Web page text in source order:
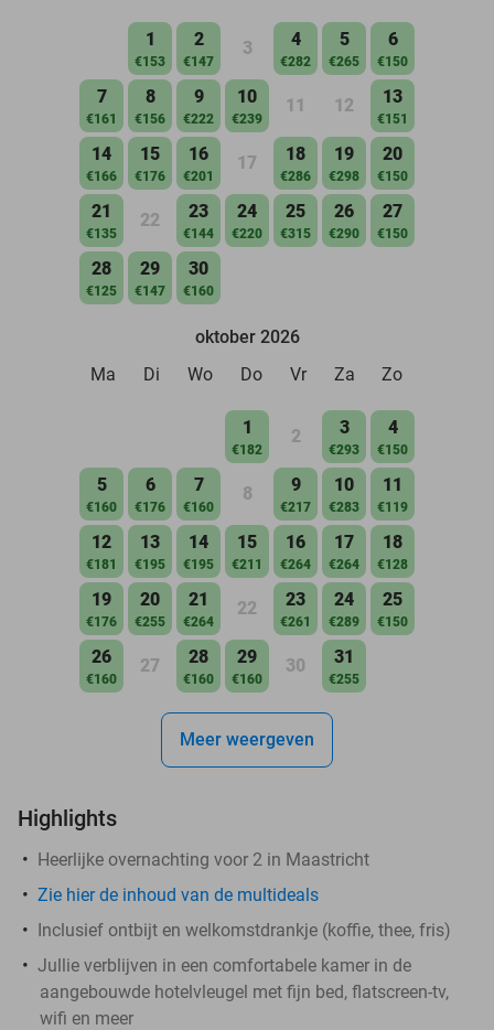
1
€153
2
€147
3 4
€282
5
€265
6
€150
7
€161
8
€156
9
€222
10
€239
11 12 13
€151
14
€166
15
€176
16
€201
17 18
€286
19
€298
20
€150
21
€135
22 23
€144
24
€220
25
€315
26
€290
27
€150
28
€125
29
€147
30
€160
oktober 2026
Ma
Di Wo Do Vr Za Zo
1
€182
2 3
€293
4
€150
5
€160
6
€176
7
€160
8 9
€217
10
€283
11
€119
12
€181
13
€195
14
€195
15
€211
16
€264
17
€264
18
€128
19
€176
20
€255
21
€264
22 23
€261
24
€289
25
€150
26
€160
27 28
€160
29
€160
30 31
€255
Meer weergeven
Highlights
Heerlijke overnachting voor 2 in Maastricht
Zie hier de inhoud van de multideals
Inclusief ontbijt en welkomstdrankje (koffie, thee, fris)
Jullie verblijven in een comfortabele kamer in de
aangebouwde hotelvleugel met fijn bed, flatscreen-tv,
wifi en meer